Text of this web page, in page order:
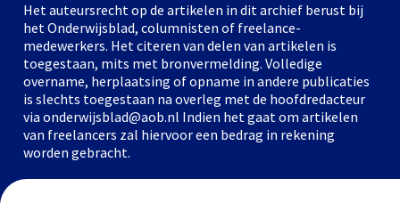
Het auteursrecht op de artikelen in dit archief berust bij
het Onderwijsblad, columnisten of freelance-
medewerkers. Het citeren van delen van artikelen is
toegestaan, mits met bronvermelding. Volledige
overname, herplaatsing of opname in andere publicaties
is slechts toegestaan na overleg met de hoofdredacteur
via onderwijsblad@aob.nl Indien het gaat om artikelen
van freelancers zal hiervoor een bedrag in rekening
worden gebracht.